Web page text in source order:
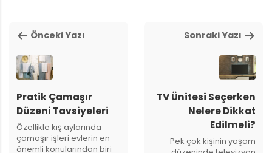
Önceki Yazı
Pratik Çamaşır
Düzeni Tavsiyeleri
Özellikle kış aylarında
çamaşır işleri evlerin en
önemli konularından biri
Sonraki Yazı
TV Ünitesi Seçerken
Nelere Dikkat
Edilmeli?
Pek çok kişinin yaşam